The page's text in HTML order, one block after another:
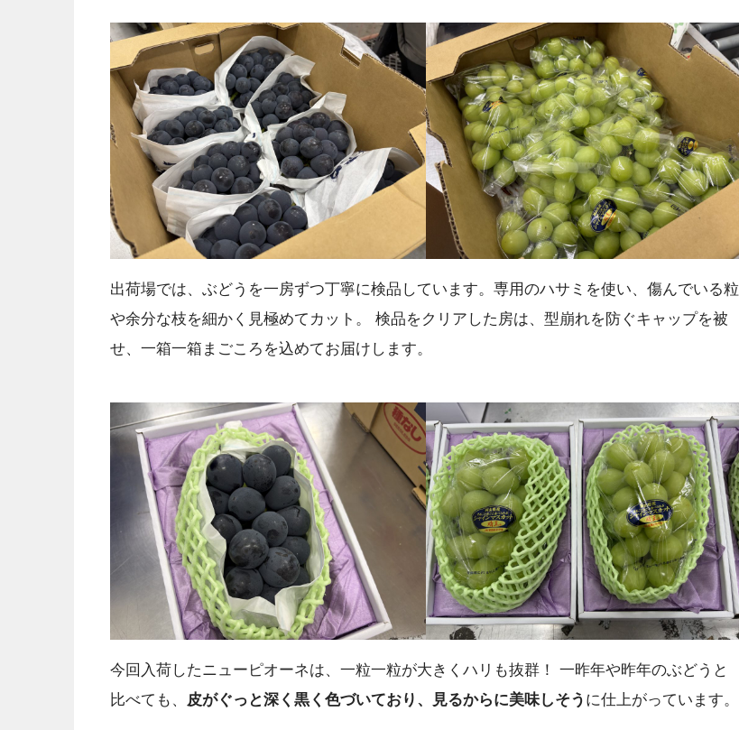
出荷場では、ぶどうを一房ずつ丁寧に検品しています。専用のハサミを使い、傷んでいる粒
や余分な枝を細かく見極めてカット。 検品をクリアした房は、型崩れを防ぐキャップを被
せ、一箱一箱まごころを込めてお届けします。
今回入荷したニューピオーネは、一粒一粒が大きくハリも抜群！ 一昨年や昨年のぶどうと
比べても、
皮がぐっと深く黒く色づいており、見るからに美味しそう に仕上がっています。